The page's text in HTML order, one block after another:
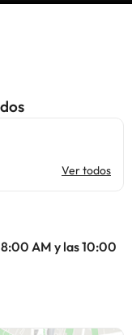
Ver todos
AM y las 10:00